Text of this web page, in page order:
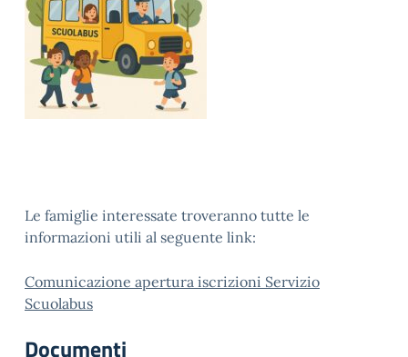
Le famiglie interessate troveranno tutte le
informazioni utili al seguente link:
Comunicazione apertura iscrizioni Servizio
Scuolabus
Documenti